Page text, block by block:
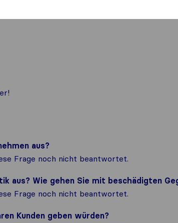
aus?
Frage noch nicht beantwortet.
aus? Wie gehen Sie mit beschädigten
Frage noch nicht beantwortet.
Kunden geben würden?